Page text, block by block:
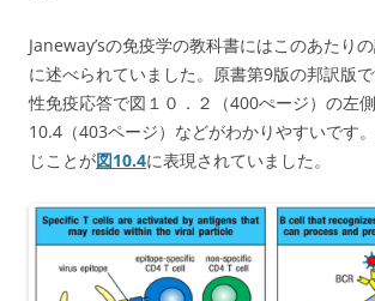
Janeway’sの免疫学の教科書にはこのあたり
に述べられていました。原書第9版の邦訳版
性免疫応答で図１０．２（400ぺージ）の左
10.4（403ページ）などがわかりやすいです
じことが図10.4に表現されていました。